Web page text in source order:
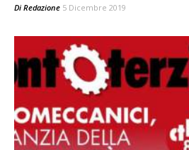
Di Redazione 5 Dicembre 2019